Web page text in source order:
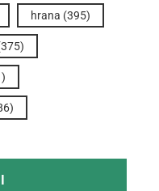
hrana (395)